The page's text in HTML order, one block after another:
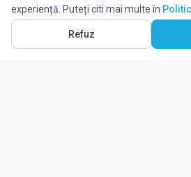
experiență. Puteți citi mai multe în
Refuz